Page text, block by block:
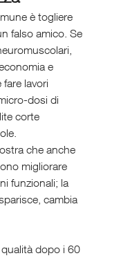
è togliere
falso amico. Se
e
lavori
dosi di
corte
che anche
migliorare
funzionali; la
cambia
qualità dopo i 60